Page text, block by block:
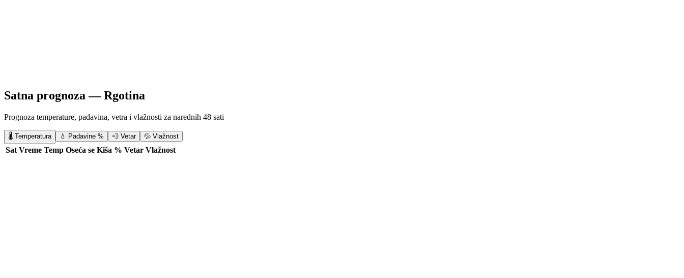
Satna prognoza —Rgotina
Prognoza temperature, padavina, vetra i vlažnosti za narednih 48 sati
🌡️ Temperatura 💧 Padavine % 💨 Vetar 💦 Vlažnost
Sat Vreme Temp Oseća se Kiša % Vetar Vlažnost